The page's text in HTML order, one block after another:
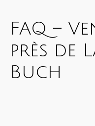
FAQ –
près de
Buch